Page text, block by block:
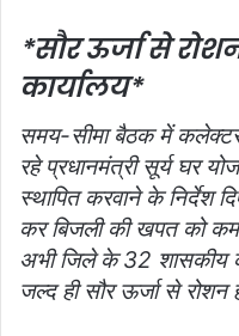
*सौर ऊर्जा से
कार्यालय*
समय-सीमा बैठक में
रहे प्रधानमंत्री सूर्य घर
स्थापित करवाने के निर्देश
कर बिजली की खपत को
अभी जिले के 32 शासकीय
जल्द ही सौर ऊर्जा से रोशन